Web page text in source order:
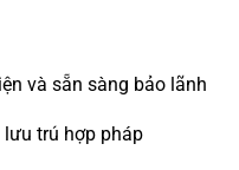
và sẵn sàng bảo lãnh
lưu trú hợp pháp